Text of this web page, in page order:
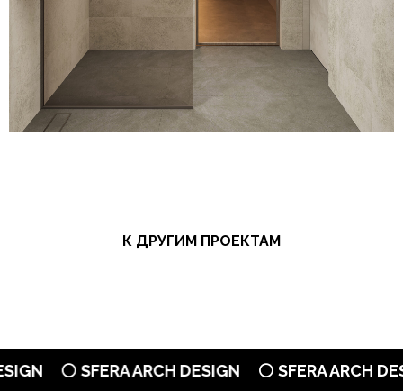
К ДРУГИМ ПРОЕКТАМ
SFERA ARCH DESIGN ⚪ SFERA ARCH DESIGN